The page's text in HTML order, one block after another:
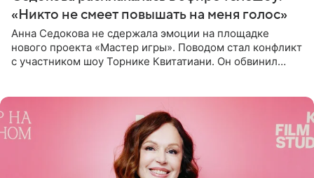
«Никто не смеет повышать на меня голос»
Анна Седокова не сдержала эмоции на площадке
нового проекта «Мастер игры». Поводом стал конфликт
с участником шоу Торнике Квитатиани. Он обвинил